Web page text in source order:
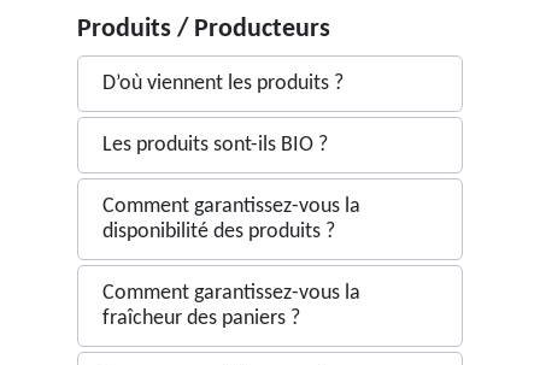
Produits / Producteurs
D’où viennent les produits ?
Les produits sont-ils BIO ?
Comment garantissez-vous la
disponibilité des produits ?
Comment garantissez-vous la
fraîcheur des paniers ?